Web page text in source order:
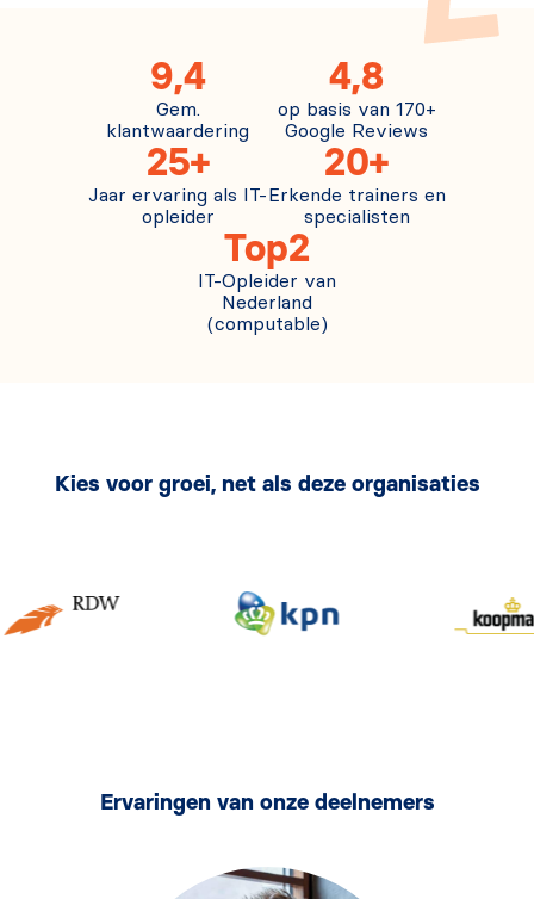
Leverage principles and automated practices of
continuous delivery, integration, and deployment to
improve speed and reduce risk.
Embrace the key principles of DevOps, focusing on
collaboration, continuous delivery, and automation.
Apply organizational change management practices
to facilitate major cultural transformations.
9,4
Gem.
klantwaardering
4,8
op basis van 170+
Google Reviews
25+
Jaar ervaring als IT-
opleider
20+
Erkende trainers en
specialisten
Top2
IT-Opleider van
Nederland
(computable)
Kies voor groei, net als deze organisaties
Ervaringen van onze deelnemers